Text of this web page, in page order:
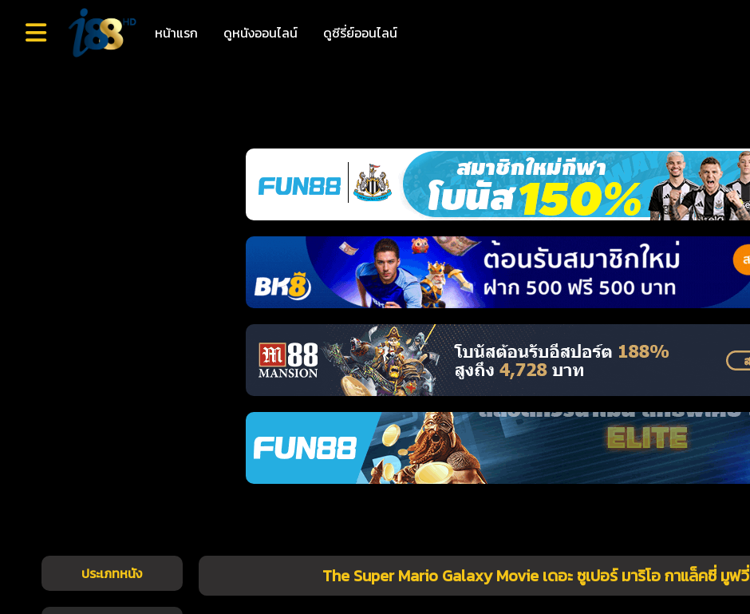
หน้าแรก ดูหนังออนไลน์ ดูซีรี่ย์ออนไลน์
ประเภทหนัง The Super Mario Galaxy Movie เดอะ ซูเปอร์ มาริโอ กาแล็คซี่ มูฟวี่